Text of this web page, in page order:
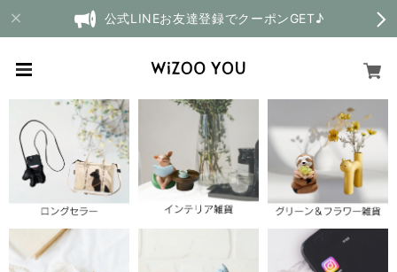
公式LINEお友達登録でクーポンGET♪